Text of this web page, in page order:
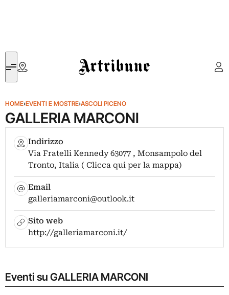
Artribune
HOME›EVENTI E MOSTRE›ASCOLI PICENO
GALLERIA MARCONI
Indirizzo
Via Fratelli Kennedy 63077 , Monsampolo del
Tronto, Italia ( Clicca qui per la mappa)
Email
galleriamarconi@outlook.it
Sito web
http://galleriamarconi.it/
Eventi su GALLERIA MARCONI